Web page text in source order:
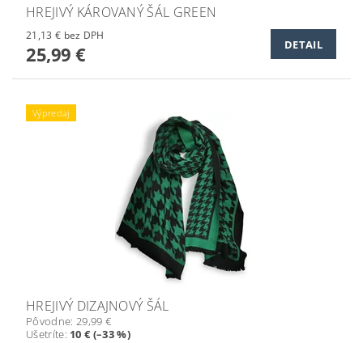
HREJIVÝ KÁROVANÝ ŠÁL GREEN
21,13 € bez DPH
25,99 € DETAIL
Výpredaj
HREJIVÝ DIZAJNOVÝ ŠÁL
Pôvodne: 29,99 €
Ušetríte: 10 € (–33 %)